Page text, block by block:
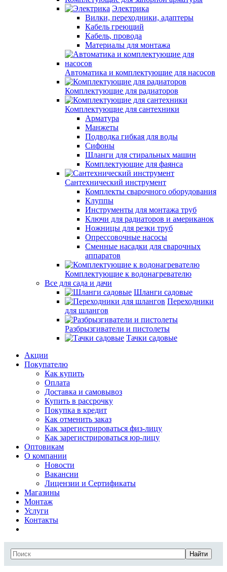
Электрика
Вилки, переходники, адаптеры
Кабель греющий
Кабель, провода
Материалы для монтажа
Автоматика и комплектующие для насосов
Комплектующие для радиаторов
Комплектующие для сантехники
Арматура
Манжеты
Подводка гибкая для воды
Сифоны
Шланги для стиральных машин
Комплектующие для фаянса
Сантехнический инструмент
Комплекты сварочного оборудования
Клуппы
Инструменты для монтажа труб
Ключи для радиаторов и американок
Ножницы для резки труб
Опрессовочные насосы
Сменные насадки для сварочных
аппаратов
Комплектующие к водонагревателю
Все для сада и дачи
Шланги садовые
Переходники
для шлангов
Разбрызгиватели и пистолеты
Тачки садовые
Акции
Покупателю
Как купить
Оплата
Доставка и самовывоз
Купить в рассрочку
Покупка в кредит
Как отменить заказ
Как зарегистрироваться физ-лицу
Как зарегистрироваться юр-лицу
Оптовикам
О компании
Новости
Вакансии
Лицензии и Сертификаты
Магазины
Монтаж
Услуги
Контакты
Найти